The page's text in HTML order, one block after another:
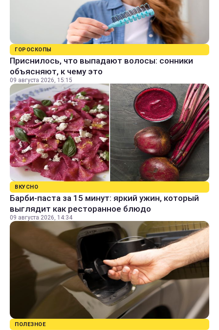
ГОРОСКОПЫ
Приснилось, что выпадают волосы: сонники
объясняют, к чему это
09 августа 2026, 15:15
ВКУСНО
Барби-паста за 15 минут: яркий ужин, который
выглядит как ресторанное блюдо
09 августа 2026, 14:34
ПОЛЕЗНОЕ